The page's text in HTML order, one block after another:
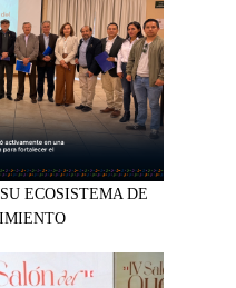
ECOSISTEMA DE